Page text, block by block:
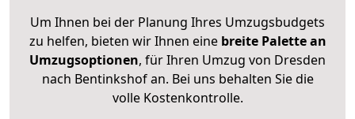
Um Ihnen bei der Planung Ihres Umzugsbudgets
zu helfen, bieten wir Ihnen eine breite Palette an
Umzugsoptionen, für Ihren Umzug von Dresden
nach Bentinkshof an. Bei uns behalten Sie die
volle Kostenkontrolle.